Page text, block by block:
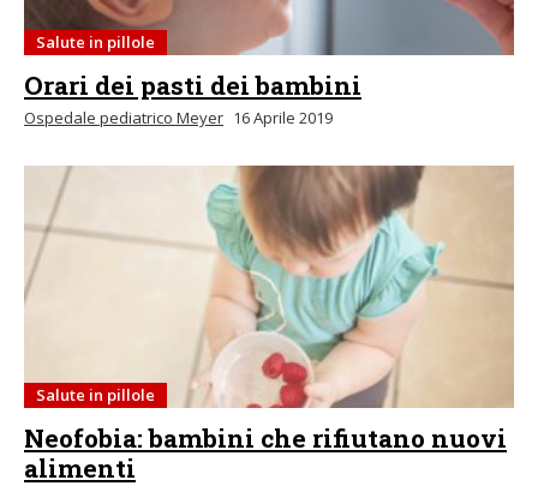
Salute in pillole
Orari dei pasti dei bambini
Ospedale pediatrico Meyer 16 Aprile 2019
Salute in pillole
Neofobia: bambini che rifiutano nuovi
alimenti